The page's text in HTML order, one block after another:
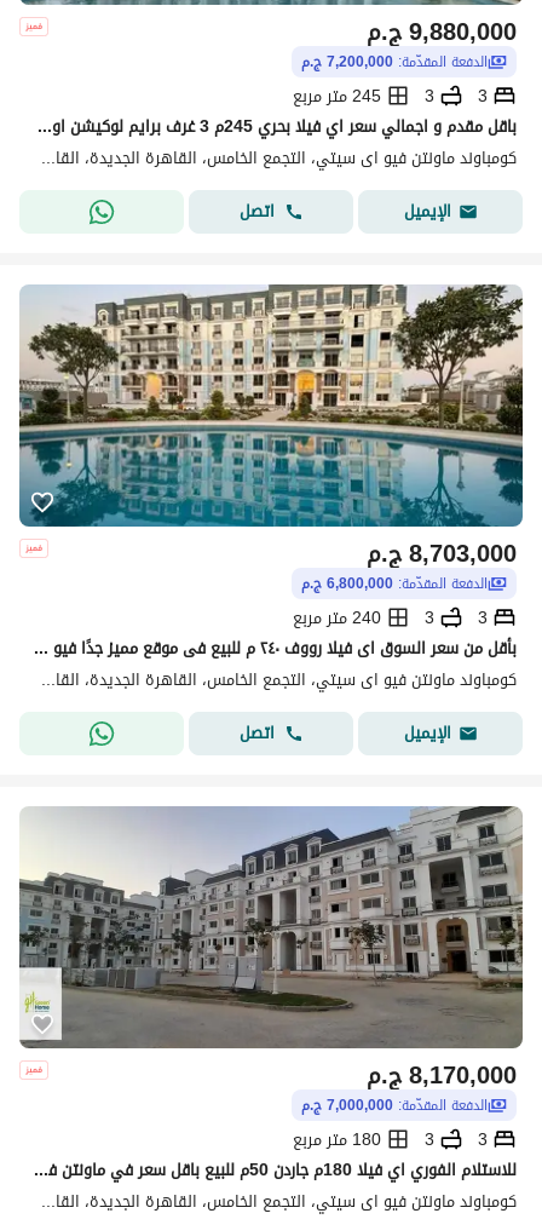
ج.م9,880,000
الدفعة المقدّمة: 7,200,000 ج.م
3
3
245 متر مربع
باقل مقدم و اجمالي سعر اي فيلا بحري 245م 3 غرف برايم لوكيشن اوبن فيو في ماونتن فيو اي سيتي التجمع الخامس القاهرة الجديدة هايد بارك
كومباوند ماونتن فيو اى سيتي، التجمع الخامس، القاهرة الجديدة، القاهرة
الإيميل
اتصل
ج.م8,703,000
الدفعة المقدّمة: 6,800,000 ج.م
3
3
240 متر مربع
بأقل من سعر السوق اى فيلا رووف ٢٤٠ م للبيع فى موقع مميز جدًا فيو على لاجون في ماونتن فيو آي سيتي، القاهرة الجديدة
كومباوند ماونتن فيو اى سيتي، التجمع الخامس، القاهرة الجديدة، القاهرة
الإيميل
اتصل
ج.م8,170,000
الدفعة المقدّمة: 7,000,000 ج.م
3
3
180 متر مربع
للاستلام الفوري اي فيلا 180م جاردن 50م للبيع باقل سعر في ماونتن فيو اي سيتي القاهرة الجديدة Mountain View ICity New Cairo
كومباوند ماونتن فيو اى سيتي، التجمع الخامس، القاهرة الجديدة، القاهرة